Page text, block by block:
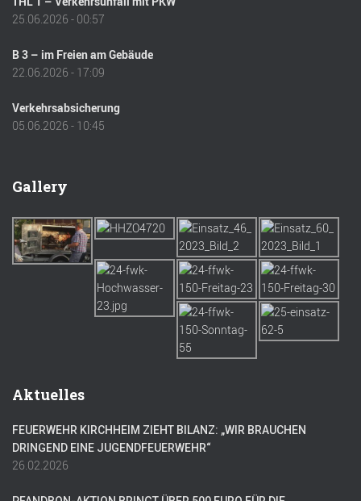
25.06.2026 - 00:57
B 3 – im Freien am Gebäude
22.06.2026 - 17:09
Verkehrsabsicherung
05.06.2026 - 10:45
Gallery
Aktuelles
FEUERWEHR KIRCHHEIM ZIEHT BILANZ: „WIR BRAUCHEN
DRINGEND EINE JUGENDFEUERWEHR“
26.02.2026